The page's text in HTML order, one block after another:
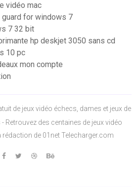
vidéo mac
for windows 7
7 32 bit
hp deskjet 3050 sans cd
10 pc
mon compte
de jeux vidéo échecs, dames et jeux de
Retrouvez des centaines de jeux vidéo
de 01net Telecharger.com